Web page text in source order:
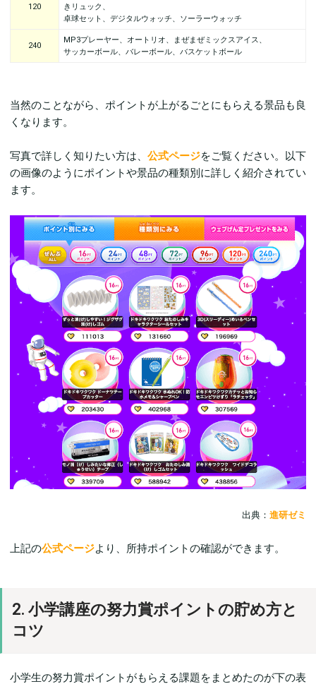
120
きリュック、
卓球セット、デジタルウォッチ、ソーラーウォッチ
240
MP3プレーヤー、オートリオ、まぜまぜミックスアイス、
サッカーボール、バレーボール、バスケットボール
当然のことながら、ポイントが上がるごとにもらえる景品も良
くなります。
写真で詳しく知りたい方は、 公式ページをご覧ください。以下
の画像のようにポイントや景品の種類別に詳しく紹介されてい
ます。
出典： 進研ゼミ
上記の公式ページより、所持ポイントの確認ができます。
2. 小学講座の努力賞ポイントの貯め方と
コツ
小学生の努力賞ポイントがもらえる課題をまとめたのが下の表